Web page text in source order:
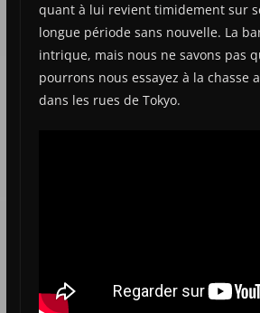
quant à lui revient timidement sur
longue période sans nouvelle. La
intrique, mais nous ne savons pas
pourrons nous essayez à la chasse
dans les rues de Tokyo.